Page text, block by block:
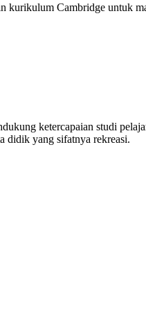
Cambridge untuk
ketercapaian studi
didik yang sifatnya rekreasi.